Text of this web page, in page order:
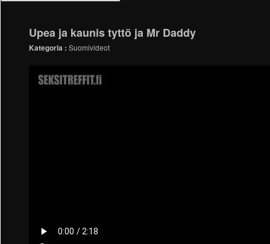
Upea ja kaunis tyttö ja Mr Daddy
Kategoria :Suomivideot